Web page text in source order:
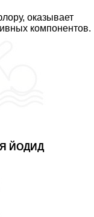
оказывает
компонентов.
ЙОДИД